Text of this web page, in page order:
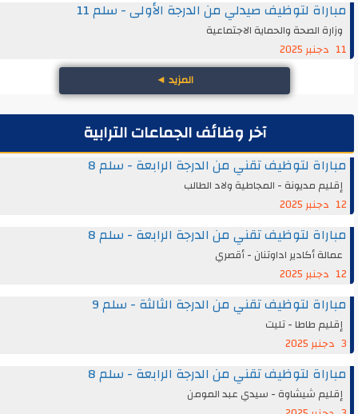
مباراة لتوظيف صيدلي من الدرجة الأولى - سلم 11
وزارة الصحة والحماية الاجتماعية
11 دجنبر 2025
المزيد◄
آخر وظائف الجماعات الترابية
مباراة لتوظيف تقني من الدرجة الرابعة - سلم 8
إقليم مديونة - المجاطية ولاد الطالب
12 دجنبر 2025
مباراة لتوظيف تقني من الدرجة الرابعة - سلم 8
عمالة أكادير اداوتنان - أقصري
12 دجنبر 2025
مباراة لتوظيف تقني من الدرجة الثالثة - سلم 9
إقليم طاطا - تليت
مباراة لتوظيف تقني من الدرجة الرابعة - سلم 8
إقليم شيشاوة - سيدي عبد المومن